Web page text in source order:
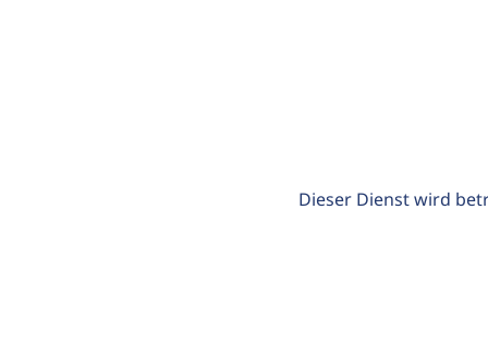
Dieser Dienst wird